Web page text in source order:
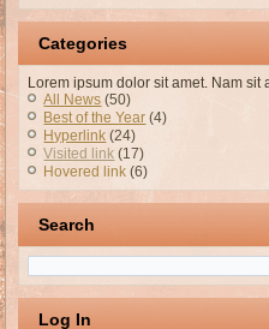
Categories
Lorem ipsum dolor sit amet. Nam sit
All News (50)
Best of the Year (4)
Hyperlink (24)
Visited link (17)
Hovered link (6)
Search
Log In